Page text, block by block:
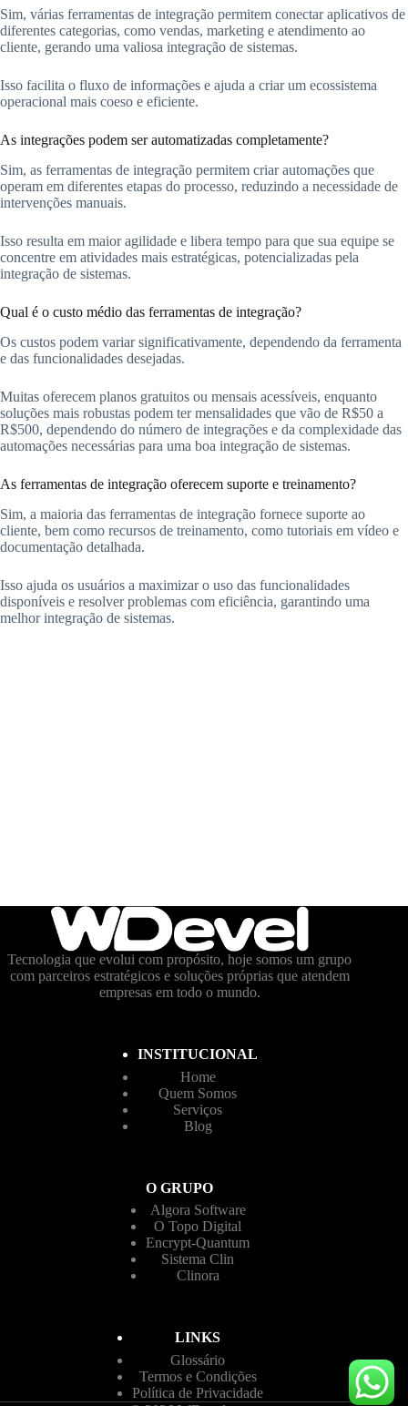
Sim, várias ferramentas de integração permitem conectar aplicativos de
diferentes categorias, como vendas, marketing e atendimento ao
cliente, gerando uma valiosa integração de sistemas.
Isso facilita o fluxo de informações e ajuda a criar um ecossistema
operacional mais coeso e eficiente.
As integrações podem ser automatizadas completamente?
Sim, as ferramentas de integração permitem criar automações que
operam em diferentes etapas do processo, reduzindo a necessidade de
intervenções manuais.
Isso resulta em maior agilidade e libera tempo para que sua equipe se
concentre em atividades mais estratégicas, potencializadas pela
integração de sistemas.
Qual é o custo médio das ferramentas de integração?
Os custos podem variar significativamente, dependendo da ferramenta
e das funcionalidades desejadas.
Muitas oferecem planos gratuitos ou mensais acessíveis, enquanto
soluções mais robustas podem ter mensalidades que vão de R$50 a
R$500, dependendo do número de integrações e da complexidade das
automações necessárias para uma boa integração de sistemas.
As ferramentas de integração oferecem suporte e treinamento?
Sim, a maioria das ferramentas de integração fornece suporte ao
cliente, bem como recursos de treinamento, como tutoriais em vídeo e
documentação detalhada.
Isso ajuda os usuários a maximizar o uso das funcionalidades
disponíveis e resolver problemas com eficiência, garantindo uma
melhor integração de sistemas.
Tecnologia que evolui com propósito, hoje somos um grupo
com parceiros estratégicos e soluções próprias que atendem
empresas em todo o mundo.
INSTITUCIONAL
Home
Quem Somos
Serviços
Blog
O GRUPO
Algora Software
O Topo Digital
Encrypt-Quantum
Sistema Clin
Clinora
LINKS
Glossário
Termos e Condições
Política de Privacidade